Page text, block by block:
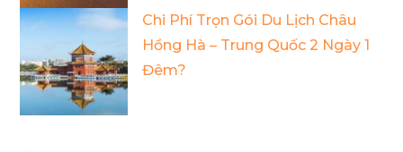
Chi Phí Trọn Gói Du Lịch Châu
Hồng Hà – Trung Quốc 2 Ngày 1
Đêm?